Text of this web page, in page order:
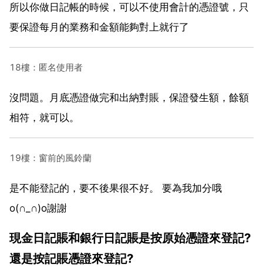
所以你做日記帳的時候，可以不使用會計的憑證號，只
要保證每月的業務和金額能夠對上就行了
18樓：匿名使用者
沒問題。月底憑證做完和出納對賬，保證發生額，餘額
相符，就可以。
19樓：窗前的風鈴蘭
是不能登記的，要不後果很不好。 要為我加分哦
o(∩_∩)o謝謝
現金日記賬和銀行日記賬是按原始憑證來登記?
還是按記賬憑證來登記?